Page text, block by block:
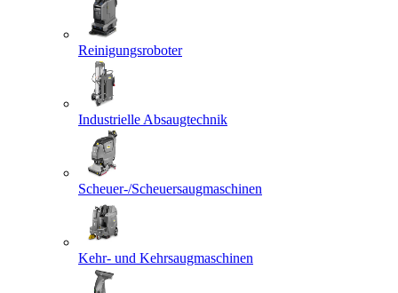
Reinigungsroboter
Industrielle Absaugtechnik
Scheuer-/Scheuersaugmaschinen
Kehr- und Kehrsaugmaschinen